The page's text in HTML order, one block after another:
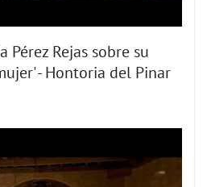
Pérez Rejas sobre su
- Hontoria del Pinar